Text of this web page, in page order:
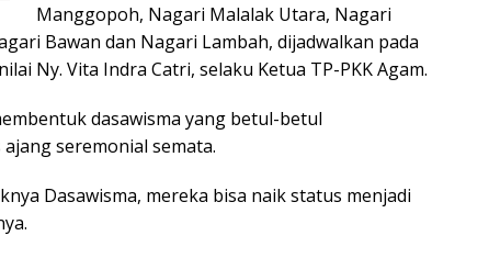
Manggopoh, Nagari Malalak Utara, Nagari
Bawan dan Nagari Lambah, dijadwalkan pada
Ny. Vita Indra Catri, selaku Ketua TP-PKK Agam.
dasawisma yang betul-betul
seremonial semata.
Dasawisma, mereka bisa naik status menjadi